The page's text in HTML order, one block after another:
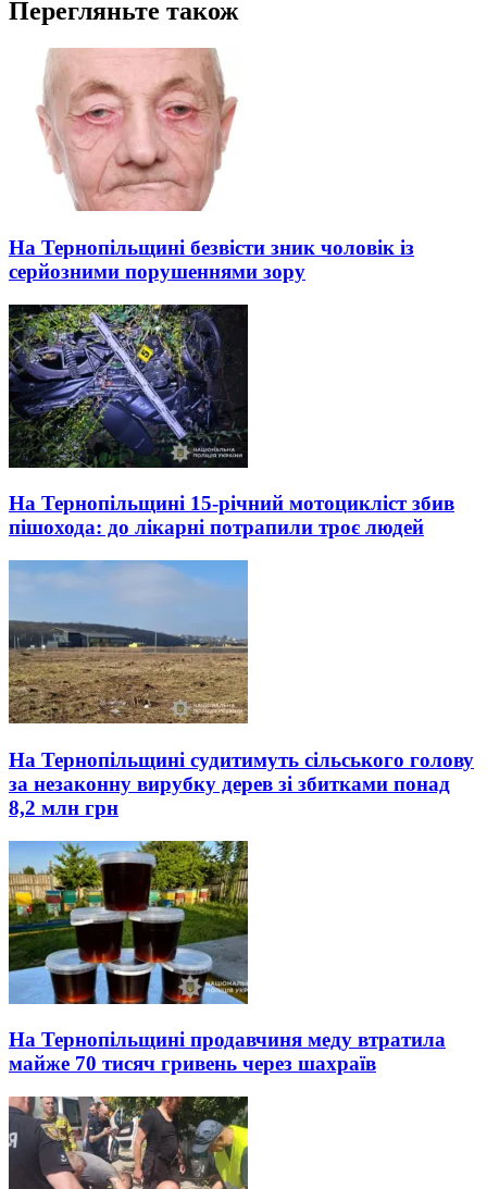
Перегляньте також
На Тернопільщині безвісти зник чоловік із
серйозними порушеннями зору
На Тернопільщині 15-річний мотоцикліст збив
пішохода: до лікарні потрапили троє людей
На Тернопільщині судитимуть сільського голову
за незаконну вирубку дерев зі збитками понад
8,2 млн грн
На Тернопільщині продавчиня меду втратила
майже 70 тисяч гривень через шахраїв